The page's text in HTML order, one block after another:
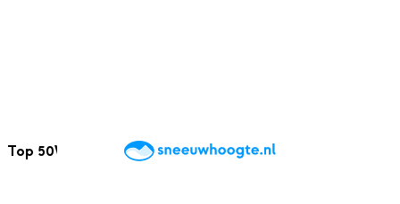
Top 50Webcams WintersportweerKaarten